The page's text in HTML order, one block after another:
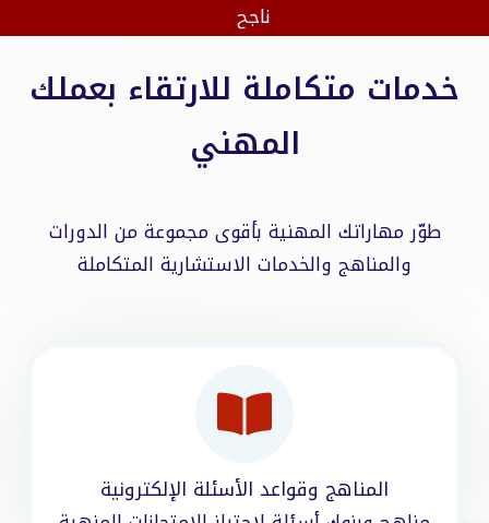
+
ناجح
خدمات متكاملة للارتقاء بعملك
المهني
طوّر مهاراتك المهنية بأقوى مجموعة من الدورات
والمناهج والخدمات الاستشارية المتكاملة
المناهج وقواعد الأسئلة الإلكترونية